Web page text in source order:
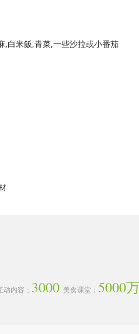
,白米飯,青菜,一些沙拉或小番茄
动内容； 3000 美食课堂； 5000